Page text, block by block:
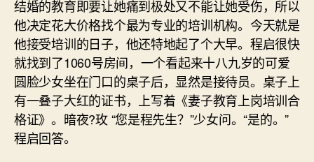
结婚的教育即要让她痛到极处又不能让她受伤，所以
他决定花大价格找个最为专业的培训机构。今天就是
他接受培训的日子，他还特地起了个大早。程启很快
就找到了1060号房间，一个看起来十八九岁的可爱
圆脸少女坐在门口的桌子后，显然是接待员。桌子上
有一叠子大红的证书，上写着《妻子教育上岗培训合
格证》。暗夜?玫 “您是程先生？”少女问。“是的。”
程启回答。